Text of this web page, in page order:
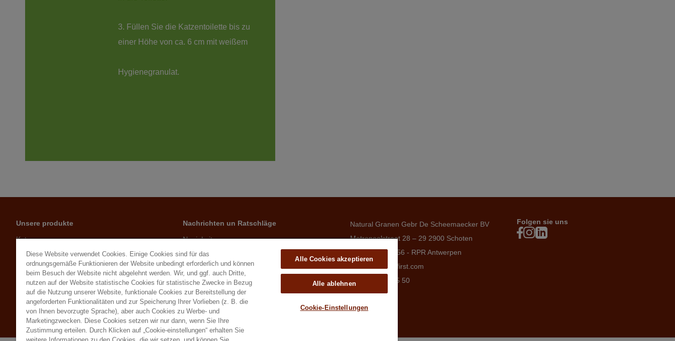
3. Füllen Sie die Katzentoilette bis zu
Hygienegranulat.
Unsere produkte
Katze
Hund
Kleintiere
Geflügel
Herbivoren
Vögel
Besucher des Gartens
Nachrichten un Ratschläge
Neuigkeiten
Ratschläge
Natural Granen Gebr De Scheemaecker BV
Metropoolstraat 28 – 29 2900 Schoten
BE 0437.115.256 - RPR Antwerpen
E. info@hobbyfirst.com
T. +32 3 640 35 50
Folgen sie uns
Diese Website verwendet Cookies. Einige Cookies sind für das
ordnungsgemäße Funktionieren der Website unbedingt erforderlich und können
beim Besuch der Website nicht abgelehnt werden. Wir, und ggf. auch Dritte,
nutzen auf der Website statistische Cookies für statistische Zwecke in Bezug
auf die Nutzung unserer Website, funktionale Cookies zur Bereitstellung der
angeforderten Funktionalitäten und zur Speicherung Ihrer Vorlieben (z. B. die
von Ihnen bevorzugte Sprache), aber auch Cookies zu Werbe- und
Marketingzwecken. Diese Cookies setzen wir nur dann, wenn Sie Ihre
Zustimmung erteilen. Durch Klicken auf „Cookie-einstellungen“ erhalten Sie
Alle Cookies akzeptieren
Alle ablehnen
Cookie-Einstellungen